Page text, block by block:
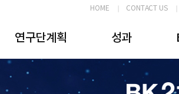
HOME CONTACT US
연구단계획 성과